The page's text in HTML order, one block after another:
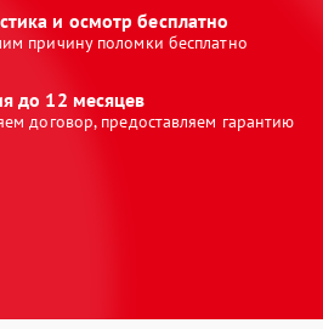
и осмотр бесплатно
причину поломки бесплатно
до 12 месяцев
договор, предоставляем гарантию